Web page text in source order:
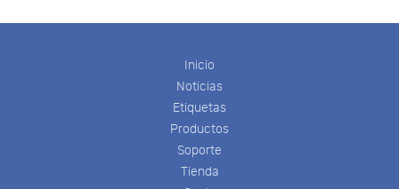
Inicio
Noticias
Etiquetas
Productos
Soporte
Tienda